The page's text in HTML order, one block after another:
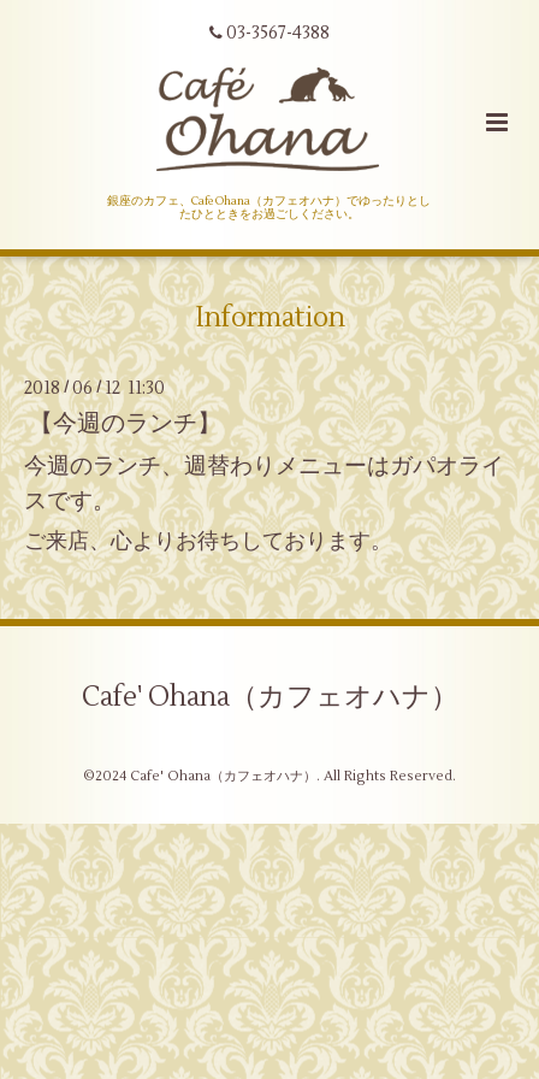
03-3567-4388
銀座のカフェ、Cafe Ohana（カフェオハナ）でゆったりとし
たひとときをお過ごしください。
Information
2018/06 /12 11:30
【今週のランチ】
今週のランチ、週替わりメニューはガパオライ
スです。
ご来店、心よりお待ちしております。
Cafe' Ohana（カフェオハナ）
©2024 Cafe' Ohana（カフェオハナ） . All Rights Reserved.